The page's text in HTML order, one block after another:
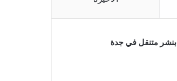
بنشر متنقل في جدة